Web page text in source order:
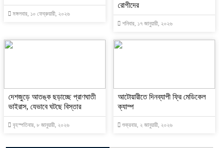
মঙ্গলবার, ১০ ফেব্রুয়ারী, ২০২৬
রোগীদের
শনিবার, ১৭ জানুয়ারী, ২০২৬
দেশজুড়ে আতঙ্ক ছড়াচ্ছে প্রাণঘাতী
ভাইরাস, যেভাবে ঘটছে বিস্তার
বৃহস্পতিবার, ৮ জানুয়ারী, ২০২৬
আটোয়ারীতে দিনব্যাপী ফ্রি মেডিকেল
ক্যাম্প
শুক্রবার, ২ জানুয়ারী, ২০২৬